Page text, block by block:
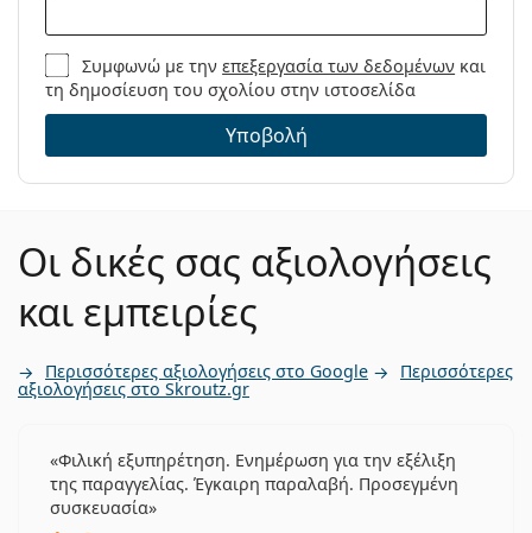
Συμφωνώ με τηνεπεξεργασία των δεδομένων και
τη δημοσίευση του σχολίου στην ιστοσελίδα
Υποβολή
Οι δικές σας αξιολογήσεις
και εμπειρίες
Περισσότερες αξιολογήσεις στο Google Περισσότερες
αξιολογήσεις στο Skroutz.gr
Φιλική εξυπηρέτηση. Ενημέρωση για την εξέλιξη
της παραγγελίας. Έγκαιρη παραλαβή. Προσεγμένη
συσκευασία